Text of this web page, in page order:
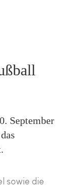
September
sowie die